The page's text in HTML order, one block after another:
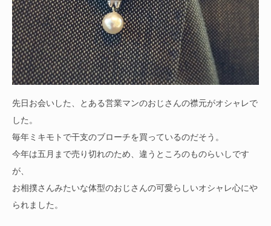
先日お会いした、とある営業マンのおじさんの襟元がオシャレで
した。
毎年ミキモトで干支のブローチを買っているのだそう。
今年は五月まで売り切れのため、違うところのものらいしです
が、
お相撲さんみたいな体型のおじさんの可愛らしいオシャレ心にや
られました。